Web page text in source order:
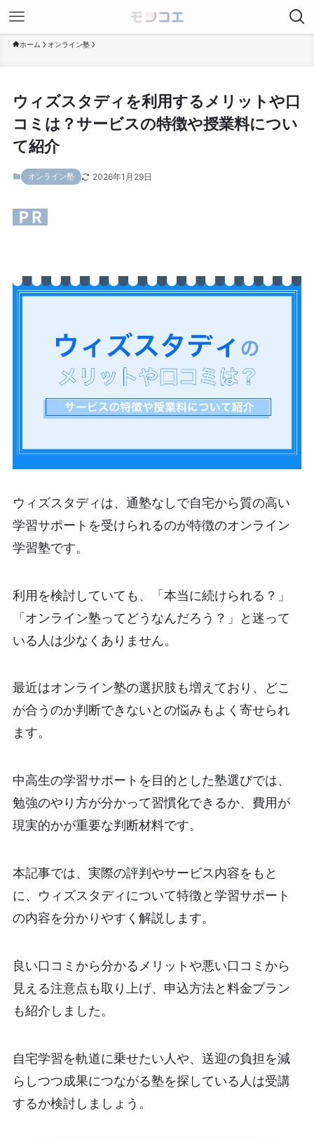
ホーム オンライン塾
ウィズスタディを利用するメリットや口
コミは？サービスの特徴や授業料につい
て紹介
オンライン塾 2026年1月29日
ウィズスタディは、通塾なしで自宅から質の高い
学習サポートを受けられるのが特徴のオンライン
学習塾です。
利用を検討していても、「本当に続けられる？」
「オンライン塾ってどうなんだろう？」と迷って
いる人は少なくありません。
最近はオンライン塾の選択肢も増えており、どこ
が合うのか判断できないとの悩みもよく寄せられ
ます。
中高生の学習サポートを目的とした塾選びでは、
勉強のやり方が分かって習慣化できるか、費用が
現実的かが重要な判断材料です。
本記事では、実際の評判やサービス内容をもと
に、ウィズスタディについて特徴と学習サポート
の内容を分かりやすく解説します。
良い口コミから分かるメリットや悪い口コミから
見える注意点も取り上げ、申込方法と料金プラン
も紹介しました。
自宅学習を軌道に乗せたい人や、送迎の負担を減
らしつつ成果につながる塾を探している人は受講
するか検討しましょう。